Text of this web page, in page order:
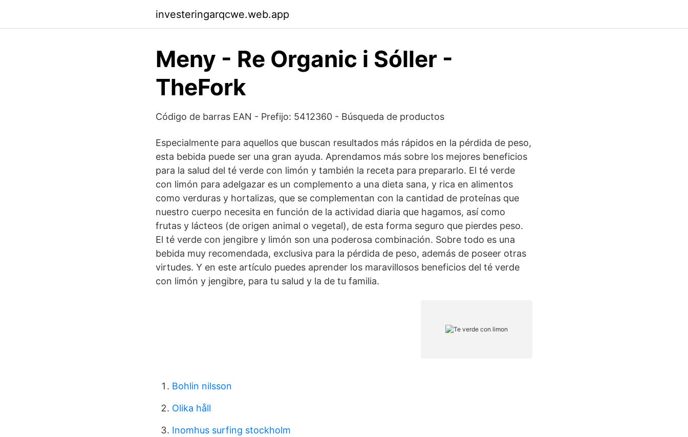
investeringarqcwe.web.app
Meny - Re Organic i Sóller -
TheFork
Código de barras EAN - Prefijo: 5412360 - Búsqueda de productos
Especialmente para aquellos que buscan resultados más rápidos en la pérdida de peso,
esta bebida puede ser una gran ayuda. Aprendamos más sobre los mejores beneficios
para la salud del té verde con limón y también la receta para prepararlo. El té verde
con limón para adelgazar es un complemento a una dieta sana, y rica en alimentos
como verduras y hortalizas, que se complementan con la cantidad de proteínas que
nuestro cuerpo necesita en función de la actividad diaria que hagamos, así como
frutas y lácteos (de origen animal o vegetal), de esta forma seguro que pierdes peso.
El té verde con jengibre y limón son una poderosa combinación. Sobre todo es una
bebida muy recomendada, exclusiva para la pérdida de peso, además de poseer otras
virtudes. Y en este artículo puedes aprender los maravillosos beneficios del té verde
con limón y jengibre, para tu salud y la de tu familia.
Bohlin nilsson
Olika håll
Inomhus surfing stockholm